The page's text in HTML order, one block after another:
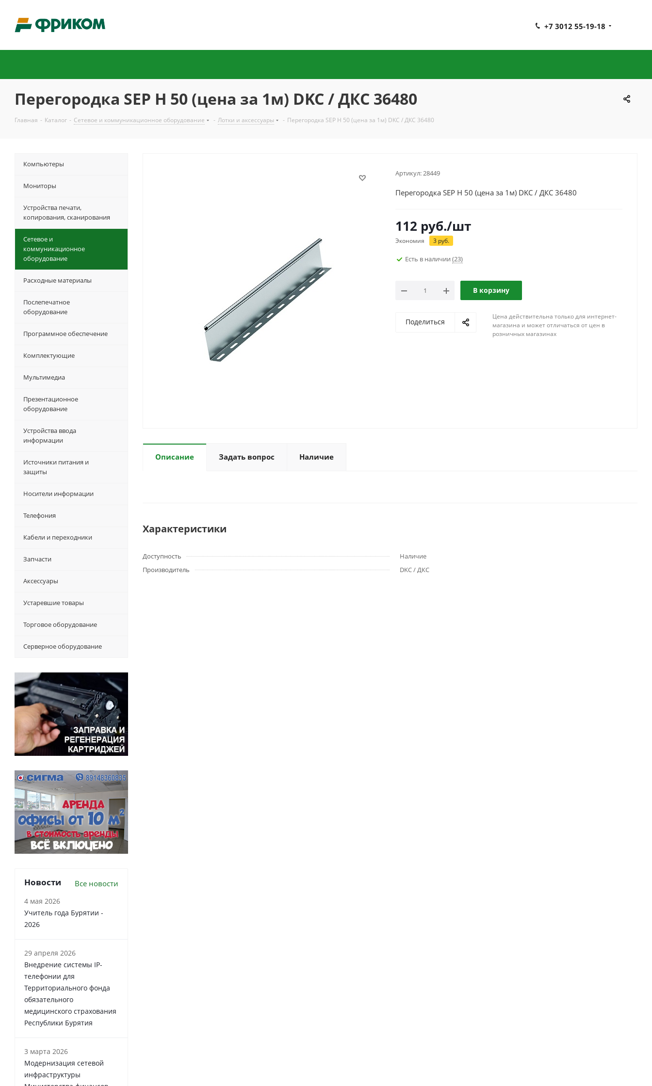
+7 3012 55-19-18
Перегородка SEP H 50 (цена за 1м) DKC / ДКС 36480
Главная - Каталог - Сетевое и коммуникационное оборудование - Лотки и аксессуары - Перегородка SEP H 50 (цена за 1м) DKC / ДКС 36480
Артикул:28449
Перегородка SEP H 50 (цена за 1м) DKC / ДКС 36480
112 руб./шт
Экономия 3 руб.
Есть в наличии (23)
В корзину
Поделиться
Цена действительна только для интернет-
магазина и может отличаться от цен в
розничных магазинах
Описание Задать вопрос Наличие
Характеристики
Доступность
Наличие
Производитель
DKC / ДКС
Компьютеры
Мониторы
Устройства печати,
копирования, сканирования
Сетевое и
коммуникационное
оборудование
Расходные материалы
Послепечатное
оборудование
Программное обеспечение
Комплектующие
Мультимедиа
Презентационное
оборудование
Устройства ввода
информации
Источники питания и
защиты
Носители информации
Телефония
Кабели и переходники
Запчасти
Аксессуары
Устаревшие товары
Торговое оборудование
Серверное оборудование
Новости Все новости
4 мая 2026
Учитель года Бурятии -
2026
29 апреля 2026
Внедрение системы IP-
телефонии для
Территориального фонда
обязательного
медицинского страхования
Республики Бурятия
3 марта 2026
Модернизация сетевой
инфраструктуры